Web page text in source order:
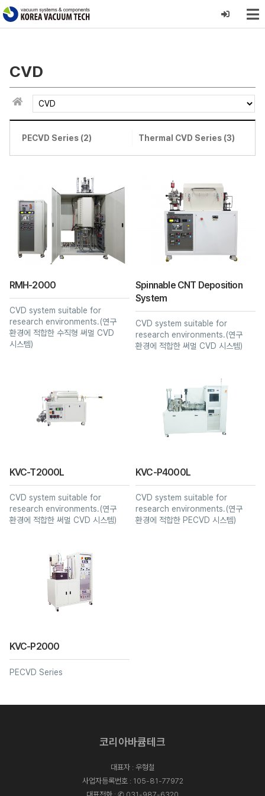
CVD
PECVD Series (2) Thermal CVD Series (3)
RMH-2000
CVD system suitable for
research environments.(연구
환경에 적합한 수직형 써멀 CVD
시스템)
Spinnable CNT Deposition
System
CVD system suitable for
research environments.(연구
환경에 적합한 써멀 CVD 시스템)
KVC-T2000L
CVD system suitable for
research environments.(연구
환경에 적합한 써멀 CVD 시스템)
KVC-P4000L
CVD system suitable for
research environments.(연구
환경에 적합한 PECVD 시스템)
KVC-P2000
PECVD Series
코리아바큠테크
대표자 : 우형철
사업자등록번호 : 105-81-77972